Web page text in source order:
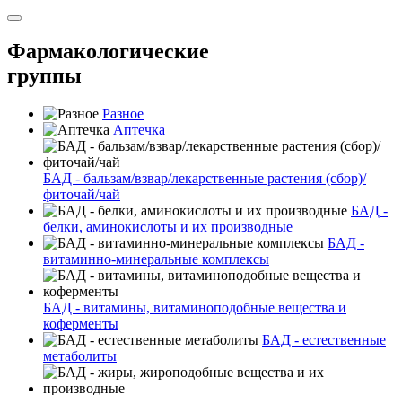
Фармакологические
группы
Разное
Аптечка
БАД - бальзам/взвар/лекарственные растения (сбор)/
фиточай/чай
БАД -
белки, аминокислоты и их производные
БАД -
витаминно-минеральные комплексы
БАД - витамины, витаминоподобные вещества и
коферменты
БАД - естественные
метаболиты